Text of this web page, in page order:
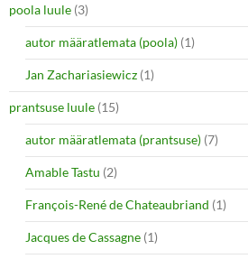
poola luule (3)
autor määratlemata (poola) (1)
Jan Zachariasiewicz (1)
prantsuse luule (15)
autor määratlemata (prantsuse) (7)
Amable Tastu (2)
François-René de Chateaubriand (1)
Jacques de Cassagne (1)